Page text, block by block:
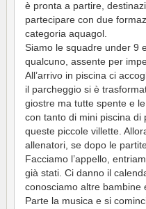
è pronta a partire,
partecipare con due
categoria aquagol.
Siamo le squadre under 9
qualcuno, assente per
All’arrivo in piscina ci
il parcheggio si è
giostre ma tutte spente e
con tanto di mini piscina di
queste piccole villette.
allenatori, se dopo le
Facciamo l’appello,
già stati. Ci danno il
conosciamo altre bambine
Parte la musica e si